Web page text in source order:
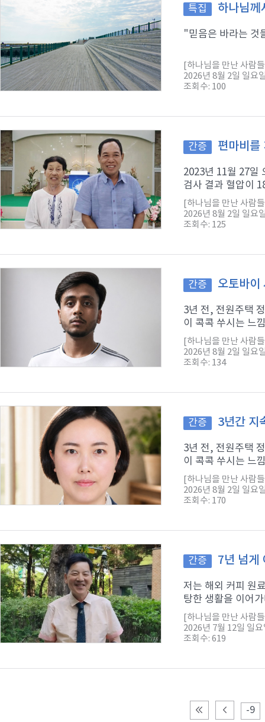
특집 하나님께
"믿음은 바라는 것
[하나님을 만난 사람
2026년 8월 2일 일요
조회수: 100
간증 편마비를
2023년 11월 27일
검사 결과 혈압이
[하나님을 만난 사람
2026년 8월 2일 일요
조회수: 125
간증 오토바이
3년 전, 전원주택
이 콕콕 쑤시는 느
[하나님을 만난 사람
2026년 8월 2일 일요
조회수: 134
간증 3년간 지
3년 전, 전원주택
이 콕콕 쑤시는 느
[하나님을 만난 사람
2026년 8월 2일 일요
조회수: 170
간증 7년 넘게
저는 해외 커피 원
탕한 생활을 이어
[하나님을 만난 사람
2026년 7월 12일 일요
조회수: 619
-9